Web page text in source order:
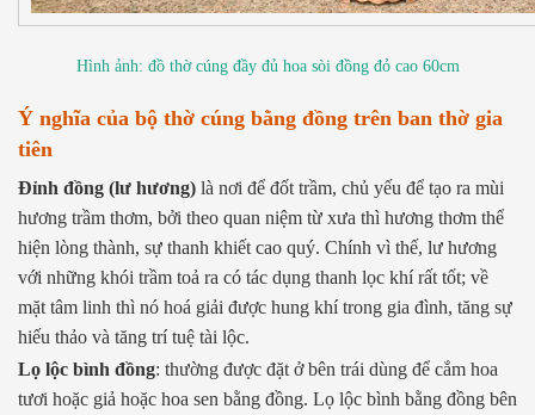
Hình ảnh: đồ thờ cúng đầy đủ hoa sòi đồng đỏ cao 60cm
Ý nghĩa của bộ thờ cúng bằng đồng trên ban thờ gia
tiên
Đỉnh đồng (lư hương) là nơi để đốt trầm, chủ yếu để tạo ra mùi
hương trầm thơm, bởi theo quan niệm từ xưa thì hương thơm thể
hiện lòng thành, sự thanh khiết cao quý. Chính vì thế, lư hương
với những khói trầm toả ra có tác dụng thanh lọc khí rất tốt; về
mặt tâm linh thì nó hoá giải được hung khí trong gia đình, tăng sự
hiếu thảo và tăng trí tuệ tài lộc.
Lọ lộc bình đồng: thường được đặt ở bên trái dùng để cắm hoa
tươi hoặc giả hoặc hoa sen bằng đồng. Lọ lộc bình bằng đồng bên